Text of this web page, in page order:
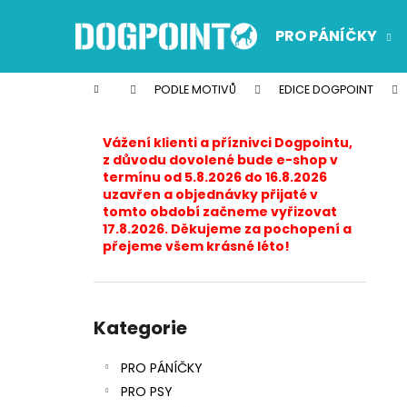
PRO PÁNÍČKY
Domů PODLE MOTIVŮ EDICE DOGPOINT
Vážení klienti a příznivci Dogpointu,
z důvodu dovolené bude e-shop v
termínu od 5.8.2026 do 16.8.2026
uzavřen a objednávky přijaté v
tomto období začneme vyřizovat
17.8.2026. Děkujeme za pochopení a
přejeme všem krásné léto!
kategorie
Kategorie
PRO PÁNÍČKY
PRO PSY
í
Zpět
do
Zpět
do